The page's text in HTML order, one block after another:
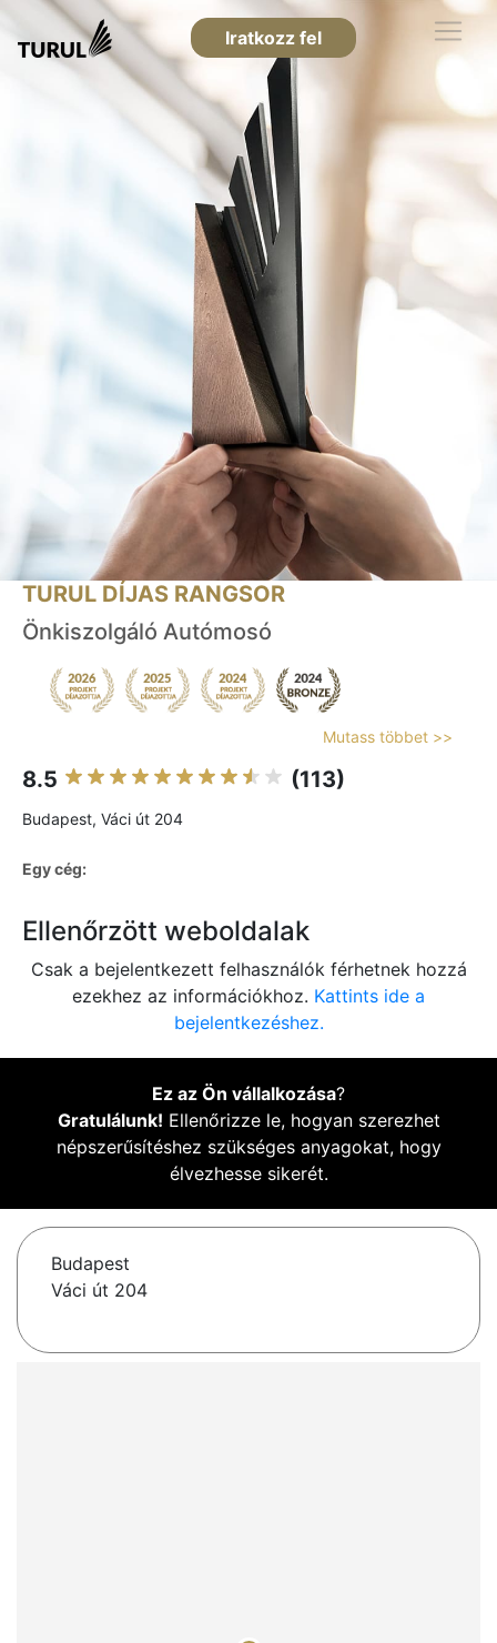
Iratkozz fel
TURUL DÍJAS RANGSOR
Önkiszolgáló Autómosó
Mutass többet >>
8.5 (113)
Budapest, Váci út 204
Egy cég:
Ellenőrzött weboldalak
Csak a bejelentkezett felhasználók férhetnek hozzá
ezekhez az információkhoz. Kattints ide a
bejelentkezéshez.
Ez az Ön vállalkozása?
Gratulálunk! Ellenőrizze le, hogyan szerezhet
népszerűsítéshez szükséges anyagokat, hogy
élvezhesse sikerét.
Budapest
Váci út 204